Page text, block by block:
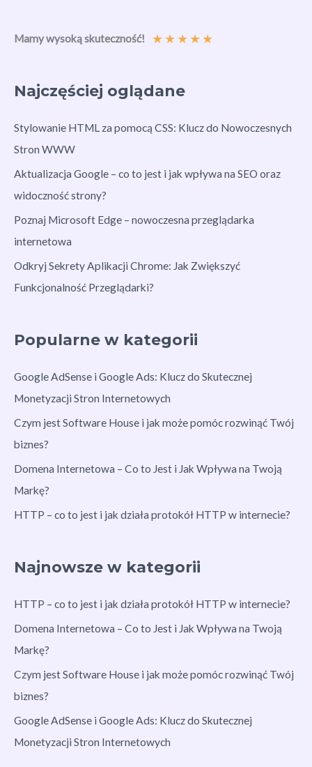
Mamy wysoką skuteczność! ★★★★★
Najczęściej oglądane
Stylowanie HTML za pomocą CSS: Klucz do Nowoczesnych
Stron WWW
Aktualizacja Google – co to jest i jak wpływa na SEO oraz
widoczność strony?
Poznaj Microsoft Edge – nowoczesna przeglądarka
internetowa
Odkryj Sekrety Aplikacji Chrome: Jak Zwiększyć
Funkcjonalność Przeglądarki?
Popularne w kategorii
Google AdSense i Google Ads: Klucz do Skutecznej
Monetyzacji Stron Internetowych
Czym jest Software House i jak może pomóc rozwinąć Twój
biznes?
Domena Internetowa – Co to Jest i Jak Wpływa na Twoją
Markę?
HTTP – co to jest i jak działa protokół HTTP w internecie?
Najnowsze w kategorii
HTTP – co to jest i jak działa protokół HTTP w internecie?
Domena Internetowa – Co to Jest i Jak Wpływa na Twoją
Markę?
Czym jest Software House i jak może pomóc rozwinąć Twój
biznes?
Google AdSense i Google Ads: Klucz do Skutecznej
Monetyzacji Stron Internetowych